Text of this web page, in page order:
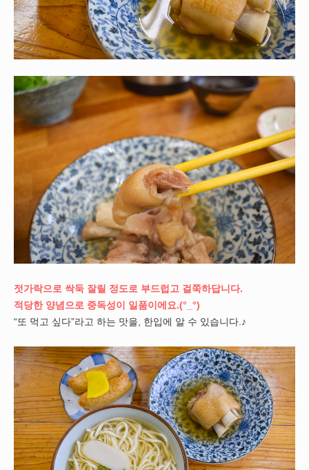
젓가락으로 싹둑 잘릴 정도로 부드럽고 걸쭉하답니다.
적당한 양념으로 중독성이 일품이에요.(°_°)
“또 먹고 싶다”라고 하는 맛을, 한입에 알 수 있습니다.♪